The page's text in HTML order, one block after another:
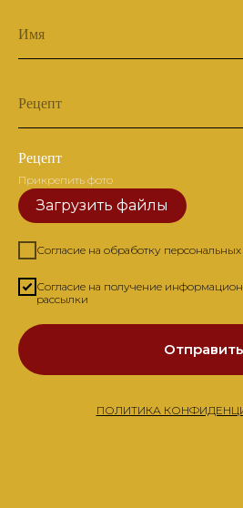
Имя
Рецепт
Рецепт
Прикрепить фото
Загрузить файлы
Согласие на обработку
Согласие на получение
рассылки
Отправить
ПОЛИТИКА